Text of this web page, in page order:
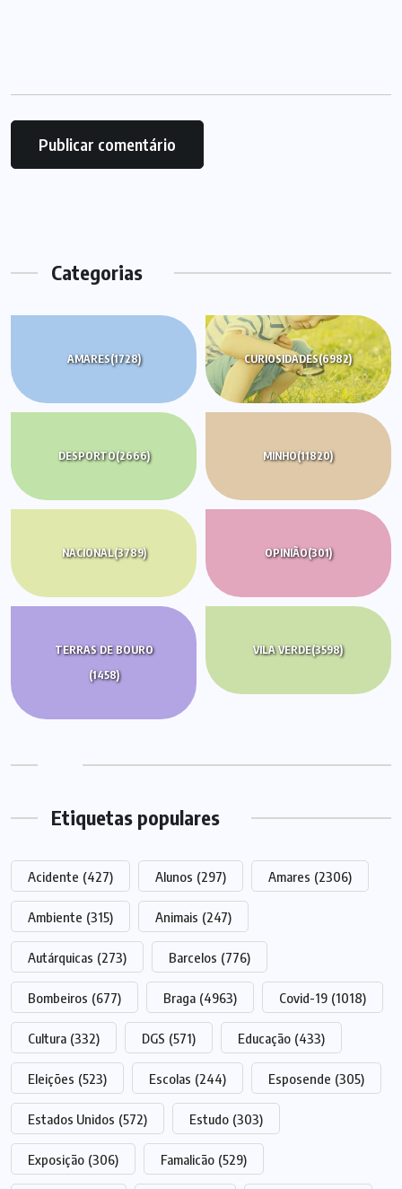
Categorias
AMARES(1728) CURIOSIDADES(6982)
DESPORTO(2666) MINHO(11820)
NACIONAL(3789) OPINIÃO(301)
TERRAS DE BOURO
(1458)
VILA VERDE(3598)
Etiquetas populares
Acidente (427) Alunos (297) Amares (2306)
Ambiente (315) Animais (247)
Autárquicas (273) Barcelos (776)
Bombeiros (677) Braga (4963) Covid-19 (1018)
Cultura (332) DGS (571) Educação (433)
Eleições (523) Escolas (244) Esposende (305)
Estados Unidos (572) Estudo (303)
Exposição (306) Famalicão (529)